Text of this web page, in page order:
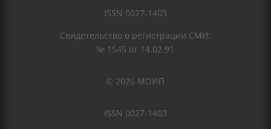
ISSN 0027-1403
Свидетельство о регистрации СМИ:
№ 1545 от 14.02.91
© 2026 МОИП
ISSN 0027-1403